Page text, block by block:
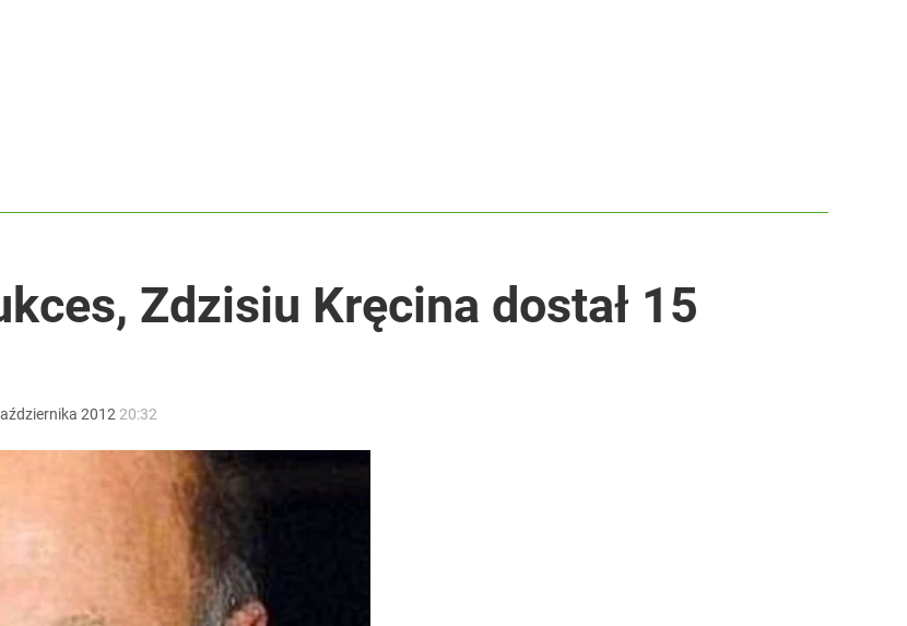
Zdzisiu Kręcina dostał 15
2012 20:32